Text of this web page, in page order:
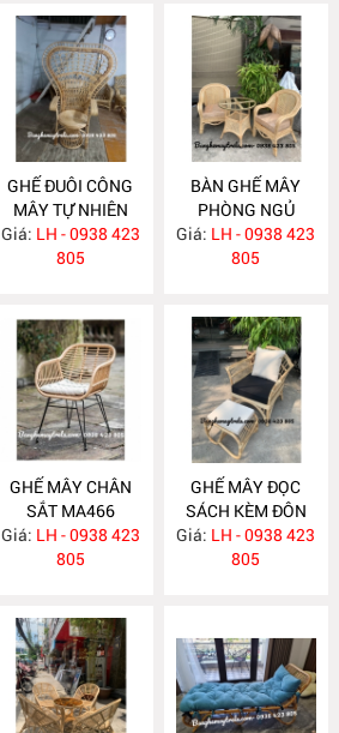
GHẾ ĐUÔI CÔNG
MÂY TỰ NHIÊN
MA470
Giá: LH - 0938 423
805
BÀN GHẾ MÂY
PHÒNG NGỦ
MA469
Giá: LH - 0938 423
805
GHẾ MÂY CHÂN
SẮT MA466
Giá: LH - 0938 423
805
GHẾ MÂY ĐỌC
SÁCH KÈM ĐÔN
GÁC CHÂN MA461
Giá: LH - 0938 423
805